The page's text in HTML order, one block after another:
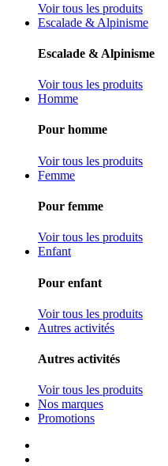
Voir tous les produits
Escalade & Alpinisme
Escalade & Alpinisme
Voir tous les produits
Homme
Pour homme
Voir tous les produits
Femme
Pour femme
Voir tous les produits
Enfant
Pour enfant
Voir tous les produits
Autres activités
Autres activités
Voir tous les produits
Nos marques
Promotions